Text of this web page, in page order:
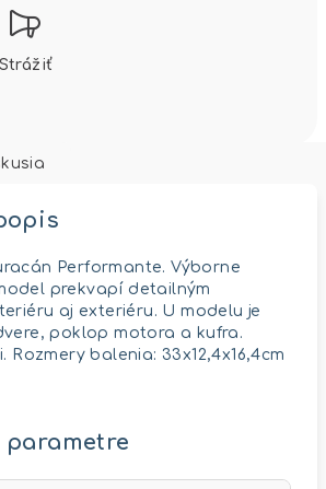
Strážiť
Performante. Výborne
prekvapí detailným
aj exteriéru. U modelu je
poklop motora a kufra.
Rozmery balenia: 33x12,4x16,4cm
parametre